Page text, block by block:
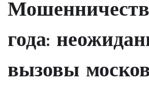
года:
вызовы